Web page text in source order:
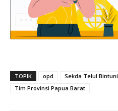
TOPIK opd Sekda Telul Bintuni
Tim Provinsi Papua Barat